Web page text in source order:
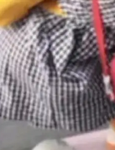
。 首先是数据
研发场景，公
提升的需求。
安全要求较...
构成形态逐
变化：不只是
算力时代下，
利用，以及持
服AI算力网关
治理和成本治
都看得清、管
一、从现在开
的作者之一。
学家。 Jeff D
布离职。 他
Ghema
Dean 二十多
的共同
心成员，Se
以及 Oriol Vin
：界面
索增强
能体，这一轮
件事一次补
是杭州无
体——一位全
求、规划步
台，curl 一行
· GitHu
macOS / Linu
macOS / Linu
）
价值 在软件工
资产的主要载
万乃至数百万
可承载的上下
与代码历史的
工程
案件：北京一